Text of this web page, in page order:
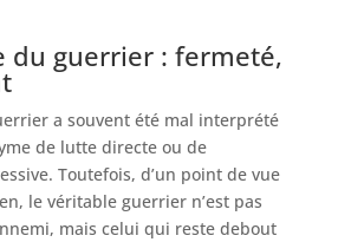
du guerrier : fermeté,
a souvent été mal interprété
de lutte directe ou de
Toutefois, d’un point de vue
le véritable guerrier n’est pas
mais celui qui reste debout